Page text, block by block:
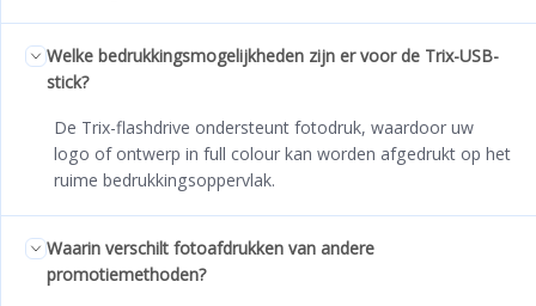
Welke bedrukkingsmogelijkheden zijn er voor de Trix-USB-
stick?
De Trix-flashdrive ondersteunt fotodruk, waardoor uw
logo of ontwerp in full colour kan worden afgedrukt op het
ruime bedrukkingsoppervlak.
Waarin verschilt fotoafdrukken van andere
promotiemethoden?